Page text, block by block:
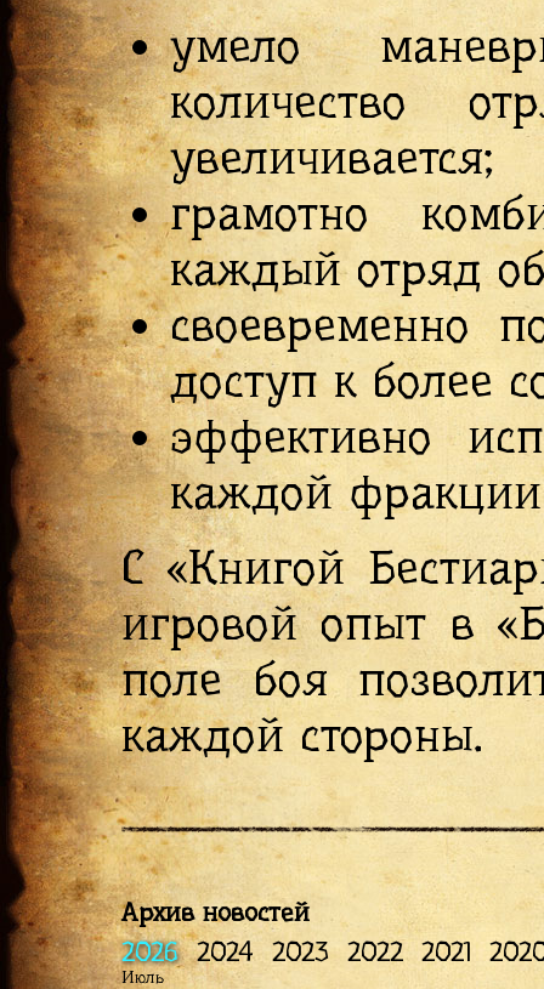
умело
количество
увеличивается;
грамотно
каждый отряд
своевременно
доступ к более
эффективно
каждой фракции
С «Книгой
игровой опыт в
поле боя
каждой стороны.
Архив новостей
2026 2024 2023 2022 2021
Июль